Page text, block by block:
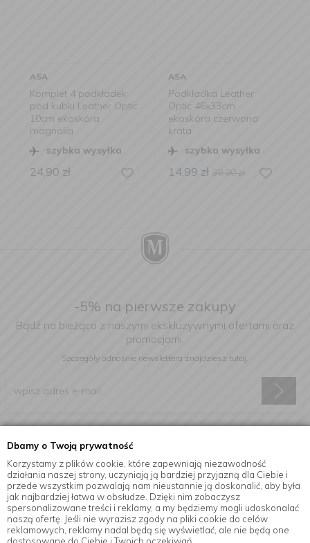
Dbamy o Twoją prywatność
Korzystamy z plików cookie, które zapewniają niezawodność
działania naszej strony, uczyniają ją bardziej przyjazną dla Ciebie i
przede wszystkim pozwalają nam nieustannie ją doskonalić, aby była
jak najbardziej łatwa w obsłudze. Dzięki nim zobaczysz
spersonalizowane treści i reklamy, a my będziemy mogli udoskonalać
naszą ofertę. Jeśli nie wyrazisz zgody na pliki cookie do celów
reklamowych, reklamy nadal będą się wyświetlać, ale nie będą one
Optic
Podkładka Leather
Optic 46x33cm
ekoskóra czerwona
krata
szybka wysyłka
39,90
Podkładka Leather
Optic 46x33cm
ekoskóra
szybka wysyłka
39,90zł
-5% na pierwsze zakupy
Bądź na bieżąco z naszymi ekskluzywnymi ofertami oraz
promocjami.
Szczegóły odnośnie newslettera znajdziesz tutaj.
elektroniczną na podany adres e-mail.
Informacje